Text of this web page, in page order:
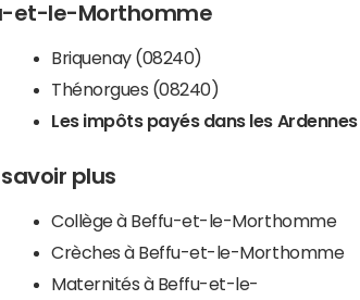
et-le-Morthomme
Briquenay (08240)
Thénorgues (08240)
Les impôts payés dans les Ardennes
plus
Collège à Beffu-et-le-Morthomme
Crèches à Beffu-et-le-Morthomme
Maternités à Beffu-et-le-